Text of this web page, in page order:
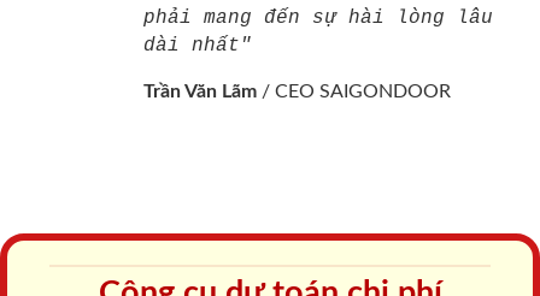
phải mang đến sự hài lòng lâu
dài nhất"
Trần Văn Lãm / CEO SAIGONDOOR